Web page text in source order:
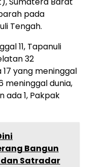
pada
Tengah.
11, Tapanuli
32
yang meninggal
meninggal dunia,
ada 1, Pakpak
Bangun
Satradar